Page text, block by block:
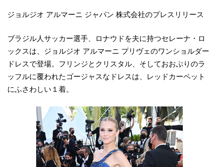
ジョルジオ アルマーニ ジャパン 株式会社のプレスリリース
ブラジル人サッカー選手、ロナウドを夫に持つセレーナ・ロ
ックスは、ジョルジオ アルマーニ プリヴェのワンショルダー
ドレスで登場。フリンジとクリスタル、そしておおぶりのラ
ッフルに覆われたゴージャスなドレスは、レッドカーペット
にふさわしい１着。